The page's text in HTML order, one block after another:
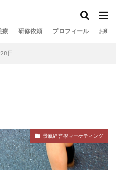
療 研修依頼 プロフィール お問
28日
景氣経営學マーケティング